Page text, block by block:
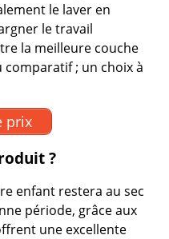
le laver en
le travail
la meilleure couche
; un choix à
prix
?
enfant restera au sec
période, grâce aux
une excellente